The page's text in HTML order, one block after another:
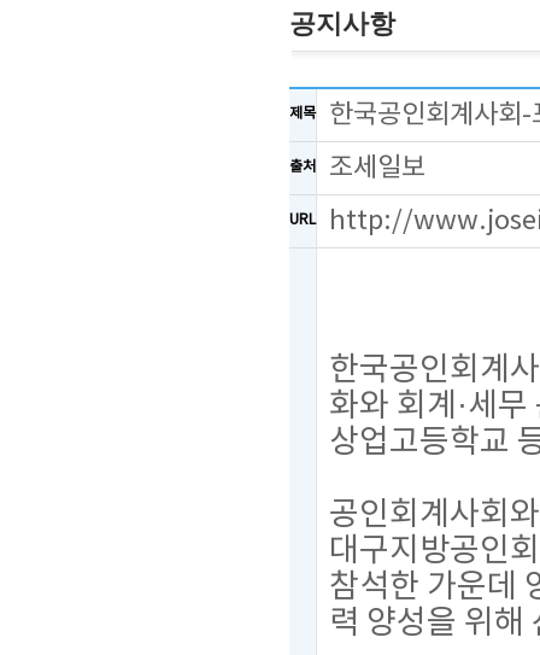
공지사항
제목 한국공인회계사회
출처 조세일보
URL http://
한국공인회계
화와 회계·세
상업고등학교
공인회계사회
대구지방공인
참석한 가운데
력 양성을 위해